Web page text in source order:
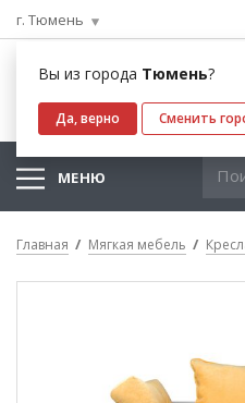
г. Тюмень
Вы из города Тюмень?
Да, верно Сменить
МЕНЮ
Главная Мягкая мебель